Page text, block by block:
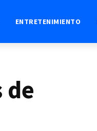
ENTRETENIMIENTO
de